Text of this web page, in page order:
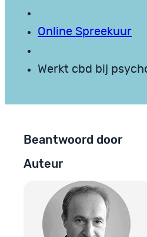
Online Spreekuur
Werkt cbd bij
Beantwoord door
Auteur